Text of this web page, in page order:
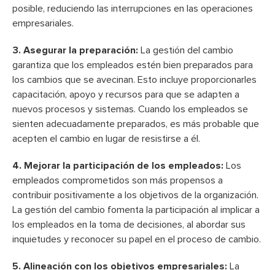
posible, reduciendo las interrupciones en las operaciones
empresariales.
3. Asegurar la preparación: La gestión del cambio
garantiza que los empleados estén bien preparados para
los cambios que se avecinan. Esto incluye proporcionarles
capacitación, apoyo y recursos para que se adapten a
nuevos procesos y sistemas. Cuando los empleados se
sienten adecuadamente preparados, es más probable que
acepten el cambio en lugar de resistirse a él.
4. Mejorar la participación de los empleados: Los
empleados comprometidos son más propensos a
contribuir positivamente a los objetivos de la organización.
La gestión del cambio fomenta la participación al implicar a
los empleados en la toma de decisiones, al abordar sus
inquietudes y reconocer su papel en el proceso de cambio.
5. Alineación con los objetivos empresariales: La